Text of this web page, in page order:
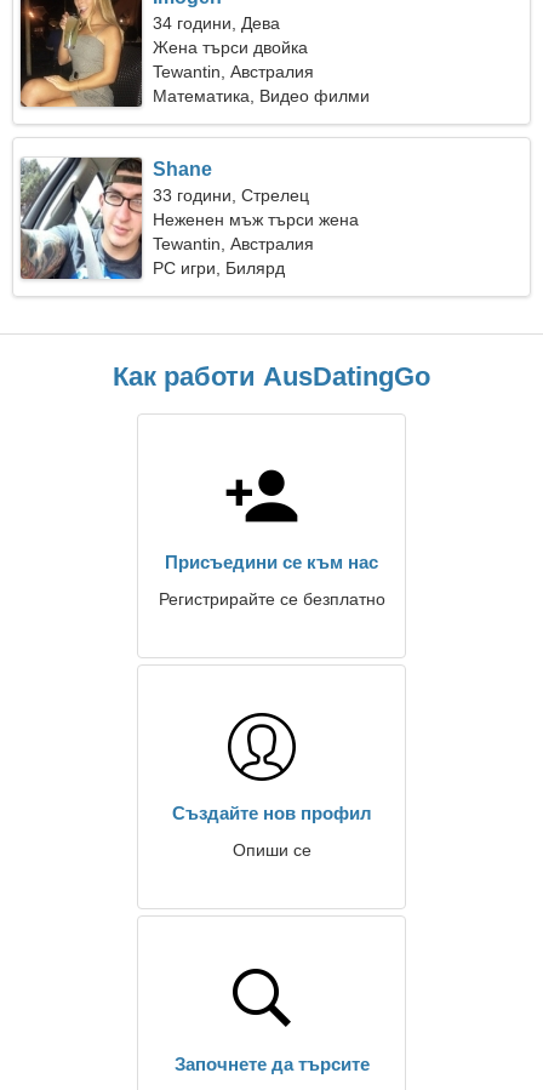
34 години, Дева
Жена търси двойка
Tewantin, Австралия
Математика, Видео филми
Shane
33 години, Стрелец
Неженен мъж търси жена
Tewantin, Австралия
PC игри, Билярд
Как работи AusDatingGo
Присъедини се към нас
Регистрирайте се безплатно
Създайте нов профил
Опиши се
Започнете да търсите